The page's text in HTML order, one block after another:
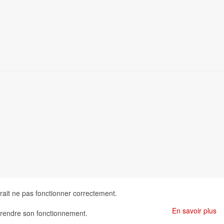
ne pas fonctionner correctement.
En savoir plus
son fonctionnement.